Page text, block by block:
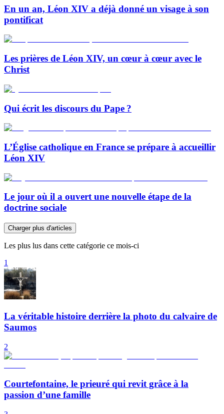
En un an, Léon XIV a déjà donné un visage à son
pontificat
Les prières de Léon XIV, un cœur à cœur avec le
Christ
Qui écrit les discours du Pape ?
L’Église catholique en France se prépare à accueillir
Léon XIV
Le jour où il a ouvert une nouvelle étape de la
doctrine sociale
Charger plus d'articles
Les plus lus dans cette catégorie ce mois-ci
1
La véritable histoire derrière la photo du calvaire de
Saumos
2
Courtefontaine, le prieuré qui revit grâce à la
passion d’une famille